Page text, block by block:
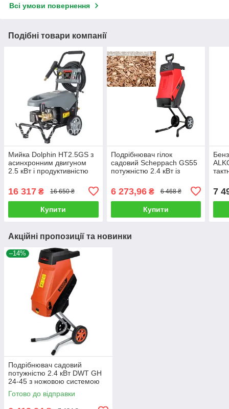
Всі умови повернення
Подібні товари компанії
Мийка Dolphin HT2.5GS з
асинхронним двигуном
2.5 кВт і продуктивністю
16 317 ₴ 16 650 ₴
Купити
Подрібнювач гілок
садовий Scheppach GS55
потужністю 2.4 кВт із
120 кг.
6 273,96₴ 6 468 ₴
Купити
кВт
7
Акційні пропозиції та новинки
–14%
Подрібнювач садовий
потужністю 2.4 кВт DWT GH
24-45 з ножовою системою
Готово до відправки